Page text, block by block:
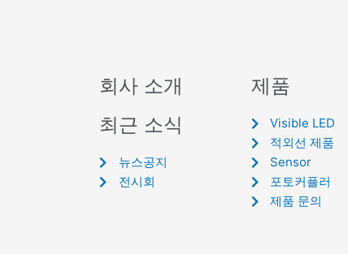
회사 소개
최근 소식
뉴스공지
전시회
제품
Visible LED
적외선 제품
Sensor
포토커플러
제품 문의